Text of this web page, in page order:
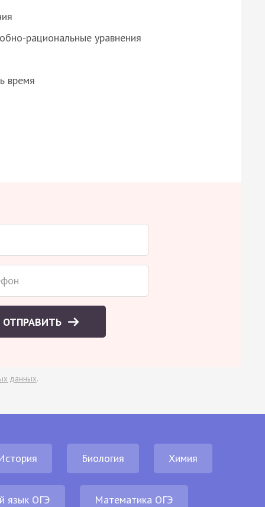
рациональные уравнения
время
ОТПРАВИТЬ
данных.
Биология Химия
язык ОГЭ Математика ОГЭ